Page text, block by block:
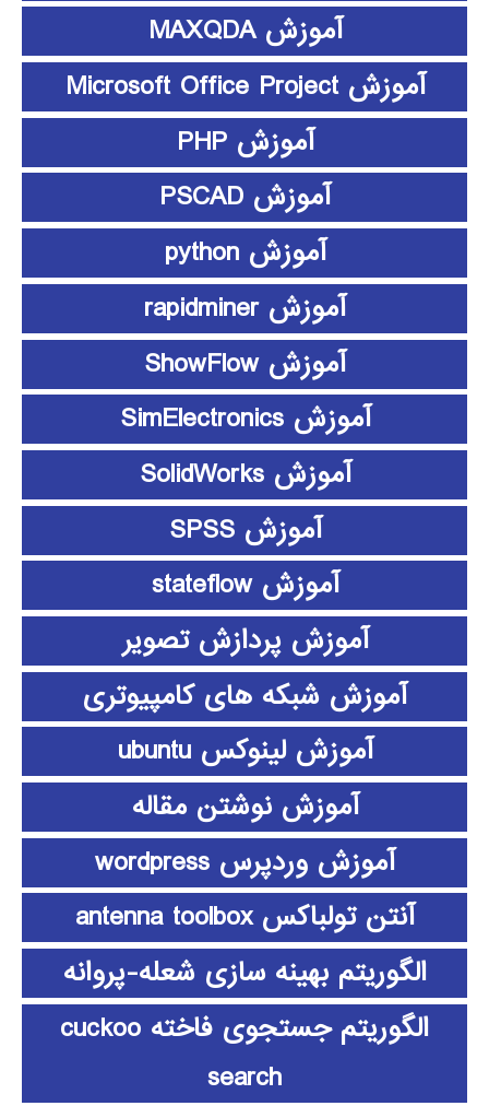
آموزش MAXQDA
آموزش Microsoft Office Project
آموزش PHP
آموزش PSCAD
آموزش python
آموزش rapidminer
آموزش ShowFlow
آموزش SimElectronics
آموزش SolidWorks
آموزش SPSS
آموزش stateflow
آموزش پردازش تصویر
آموزش شبکه های کامپیوتری
آموزش لینوکس ubuntu
آموزش نوشتن مقاله
آموزش وردپرس wordpress
آنتن تولباکس antenna toolbox
الگوریتم بهینه سازی شعله-پروانه
الگوریتم جستجوی فاخته cuckoo
search